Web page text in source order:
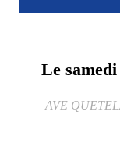
Le samedi
AVE